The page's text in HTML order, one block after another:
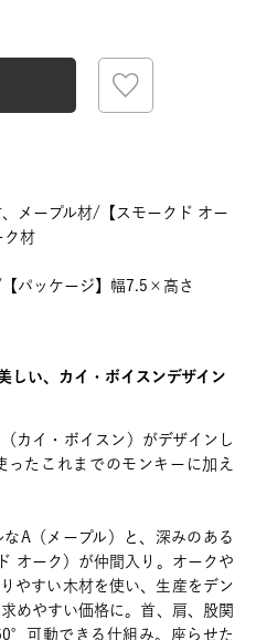
メープル材/【スモークド オー
ク材
パッケージ】幅7.5×高さ
しい、カイ・ボイスンデザイン
カイ・ボイスン）がデザインし
たこれまでのモンキーに加え
A（メープル）と、深みのある
オーク）が仲間入り。オークや
やすい木材を使い、生産をデン
めやすい価格に。首、肩、股関
可動できる仕組み。座らせた